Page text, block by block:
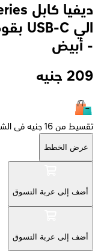
- أبيض
209 جنيه
تقسيط من 16 جنيه فى الشهر حتى 24 الشهر
عرض الخطط
أضف إلى عربة التسوق
أضف إلى عربة التسوق